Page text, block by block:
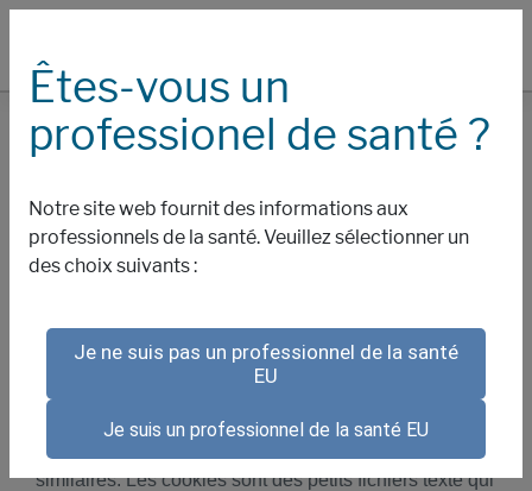
COOKIES
Politique en matière de
technologies
Nous recueillons des informations sur votre utilisation
de ce site Web à partir de cookies et des technologies
similaires. Les cookies sont des petits fichiers texte qui
Êtes-vous un
professionel de santé ?
Notre site web fournit des informations aux
professionnels de la santé. Veuillez sélectionner un
des choix suivants :
Je ne suis pas un professionnel de la santé
EU
Je suis un professionnel de la santé EU